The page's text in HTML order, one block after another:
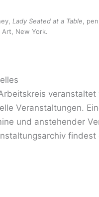
Lady Seated at a Table,
New York.
Veranstaltungen.
und anstehender
findest